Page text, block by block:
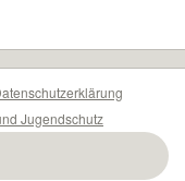
Jugendschutz